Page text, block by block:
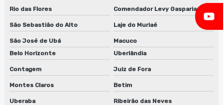
Fabricante de máquina lavadora anilox
Fabricante de máquina lavadora anilox em jundiaí
Fabricante de máquina lavadora anilox em são paulo
Fornecedor de desengordurante
Fornecedor de desengordurante em jundiaí
Rio das Flores Comendador Levy Gasparian
São Sebastião do Alto Laje do Muriaé
São José de Ubá
Macuco
Belo Horizonte
Uberlândia
Contagem Juiz de Fora
Montes Claros Betim
Uberaba Ribeirão das Neves